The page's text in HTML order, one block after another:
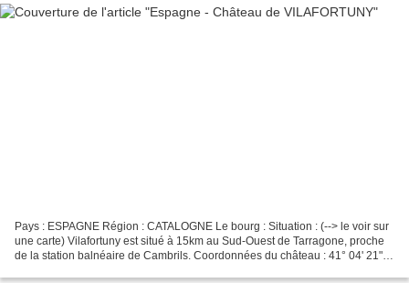
Pays : ESPAGNE Région : CATALOGNE Le bourg : Situation : (--> le voir sur
une carte) Vilafortuny est situé à 15km au Sud-Ouest de Tarragone, proche
de la station balnéaire de Cambrils. Coordonnées du château : 41° 04' 21" N